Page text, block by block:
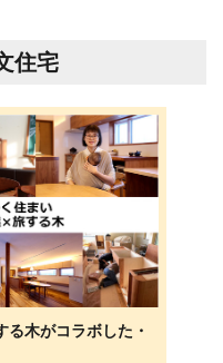
住宅
る木がコラボした・